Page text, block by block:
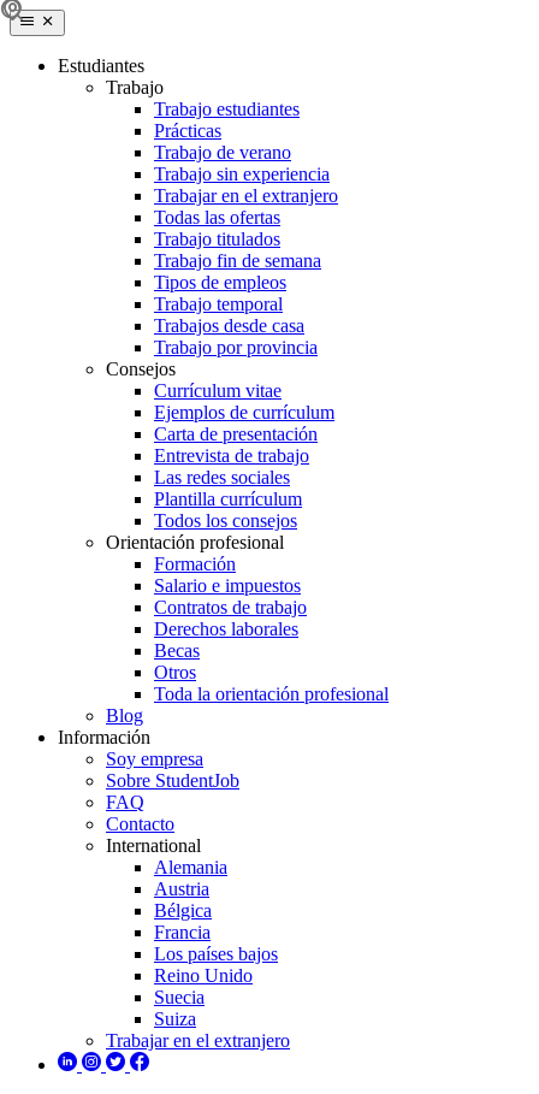
Estudiantes
Trabajo
Trabajo estudiantes
Prácticas
Trabajo de verano
Trabajo sin experiencia
Trabajar en el extranjero
Todas las ofertas
Trabajo titulados
Trabajo fin de semana
Tipos de empleos
Trabajo temporal
Trabajos desde casa
Trabajo por provincia
Consejos
Currículum vitae
Ejemplos de currículum
Carta de presentación
Entrevista de trabajo
Las redes sociales
Plantilla currículum
Todos los consejos
Orientación profesional
Formación
Salario e impuestos
Contratos de trabajo
Derechos laborales
Becas
Otros
Toda la orientación profesional
Blog
Información
Soy empresa
Sobre StudentJob
FAQ
Contacto
International
Alemania
Austria
Bélgica
Francia
Los países bajos
Reino Unido
Suecia
Suiza
Trabajar en el extranjero